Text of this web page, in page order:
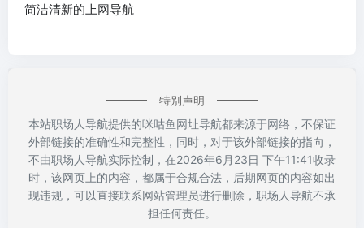
简洁清新的上网导航
特别声明
本站职场人导航提供的咪咕鱼网址导航都来源于网络，不保证
外部链接的准确性和完整性，同时，对于该外部链接的指向，
不由职场人导航实际控制，在2026年6月23日 下午11:41收录
时，该网页上的内容，都属于合规合法，后期网页的内容如出
现违规，可以直接联系网站管理员进行删除，职场人导航不承
担任何责任。